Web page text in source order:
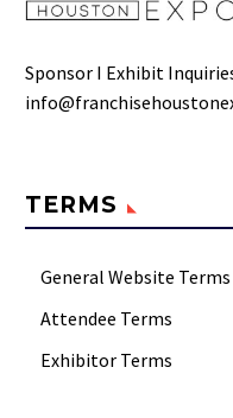
Sponsor I Exhibit
TERMS
General Website Terms
Attendee Terms
Exhibitor Terms